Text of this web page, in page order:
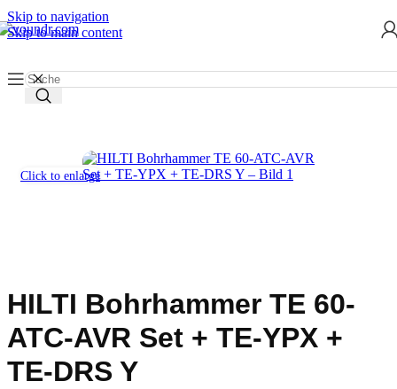
Skip to navigation
Skip to main content
Start/ Werkzeug mieten/ Bohrhammer
Click to enlarge
HILTI Bohrhammer TE 60-
ATC-AVR Set + TE-YPX +
TE-DRS Y